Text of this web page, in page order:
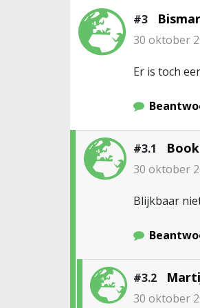
#3
30 oktober
Er is toch
#3.1
30 oktober
Blijkbaar
#3.2
30 oktober